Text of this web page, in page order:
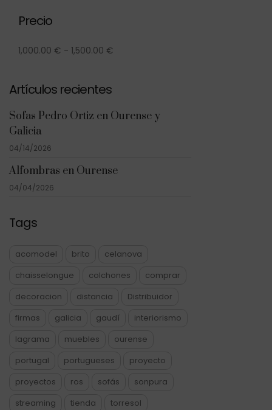
Precio
1,000.00 € - 1,500.00 €
Artículos recientes
Sofas Pedro Ortiz en Ourense y
Galicia
04/14/2026
Alfombras en Ourense
04/04/2026
Tags
acomodel brito
celanova
chaisselongue
colchones
comprar
decoracion
distancia
Distribuidor
firmas
galicia gaudí
interiorismo
lagrama
muebles
ourense
portugal
portugueses
proyecto
proyectos
ros sofás
sonpura
streaming
tienda
torresol